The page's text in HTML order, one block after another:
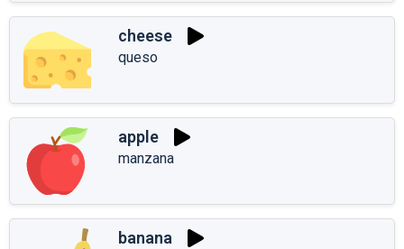
cheese
queso
apple
manzana
banana